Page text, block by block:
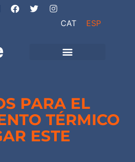
CAT ESP
PARA EL
TÉRMICO
ESTE